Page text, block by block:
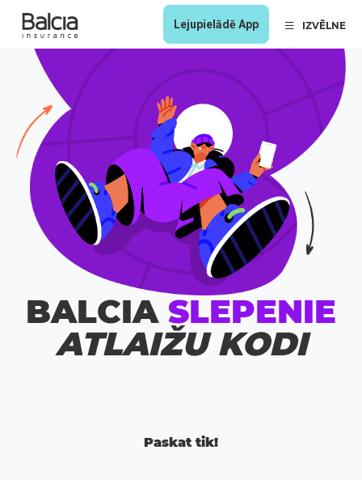
Lejupielādē App IZVĒLNE
BALCIA SLEPENIE
ATLAIŽU KODI
Paskat tik!